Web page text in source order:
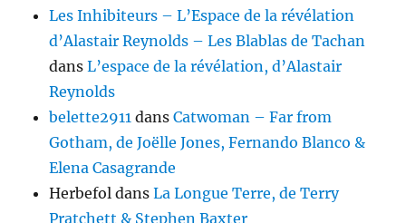
Les Inhibiteurs – L’Espace de la révélation
d’Alastair Reynolds – Les Blablas de Tachan
dansL’espace de la révélation, d’Alastair
Reynolds
belette2911 dansCatwoman – Far from
Gotham, de Joëlle Jones, Fernando Blanco &
Elena Casagrande
Herbefol dansLa Longue Terre, de Terry
Pratchett & Stephen Baxter